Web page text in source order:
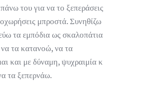
του για να το ξεπεράσεις
μπροστά. Συνηθίζω
τα εμπόδια ως σκαλοπάτια
να τα κατανοώ, να τα
και με δύναμη, ψυχραιμία κ
τα ξεπερνάω.